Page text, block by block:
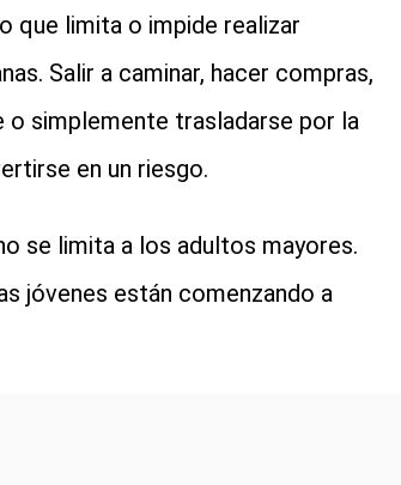
que limita o impide realizar
Salir a caminar, hacer compras,
o simplemente trasladarse por la
en un riesgo.
se limita a los adultos mayores.
jóvenes están comenzando a